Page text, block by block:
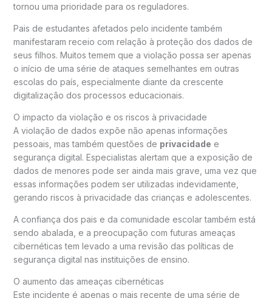
tornou uma prioridade para os reguladores.
Pais de estudantes afetados pelo incidente também
manifestaram receio com relação à proteção dos dados de
seus filhos. Muitos temem que a violação possa ser apenas
o início de uma série de ataques semelhantes em outras
escolas do país, especialmente diante da crescente
digitalização dos processos educacionais.
O impacto da violação e os riscos à privacidade
A violação de dados expõe não apenas informações
pessoais, mas também questões de privacidade e
segurança digital. Especialistas alertam que a exposição de
dados de menores pode ser ainda mais grave, uma vez que
essas informações podem ser utilizadas indevidamente,
gerando riscos à privacidade das crianças e adolescentes.
A confiança dos pais e da comunidade escolar também está
sendo abalada, e a preocupação com futuras ameaças
cibernéticas tem levado a uma revisão das políticas de
segurança digital nas instituições de ensino.
O aumento das ameaças cibernéticas
Este incidente é apenas o mais recente de uma série de